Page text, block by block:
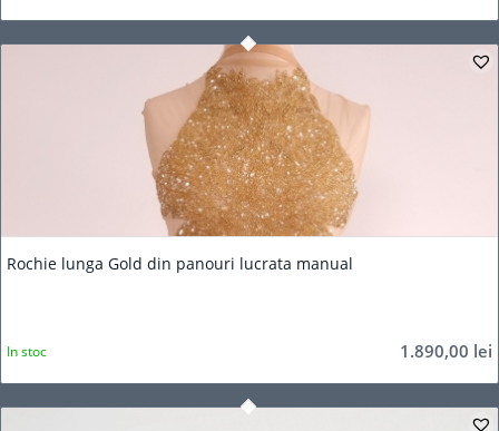
Rochie lunga Gold din panouri lucrata manual
1.890,00 lei
In stoc